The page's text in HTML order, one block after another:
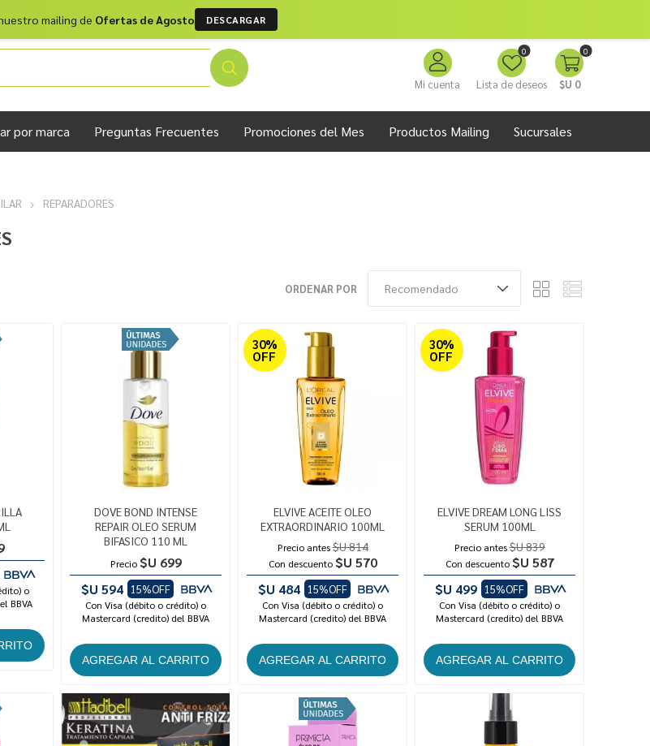
mailing de Ofertas de Agosto DESCARGAR
Mi cuenta Lista de deseos
0 0
$U 0
por marca Preguntas Frecuentes Promociones del Mes Productos Mailing Sucursales
REPARADORES
ORDENAR POR
o
BBVA
DOVE BOND INTENSE
REPAIR OLEO SERUM
BIFASICO 110 ML
Precio $U 699
$U 594
15%OFF
Con Visa (débito o crédito) o
Mastercard (credito) del BBVA
30%
OFF
ELVIVE ACEITE OLEO
EXTRAORDINARIO 100ML
Precio antes$U 814
Con descuento $U 570
$U 484
15%OFF
Con Visa (débito o crédito) o
Mastercard (credito) del BBVA
30%
OFF
ELVIVE DREAM LONG LISS
SERUM 100ML
Precio antes$U 839
Con descuento $U 587
$U 499
15%OFF
Con Visa (débito o crédito) o
Mastercard (credito) del BBVA